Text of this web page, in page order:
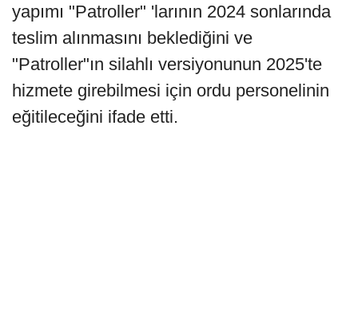
yapımı "Patroller" 'larının 2024 sonlarında
teslim alınmasını beklediğini ve
"Patroller"ın silahlı versiyonunun 2025'te
hizmete girebilmesi için ordu personelinin
eğitileceğini ifade etti.